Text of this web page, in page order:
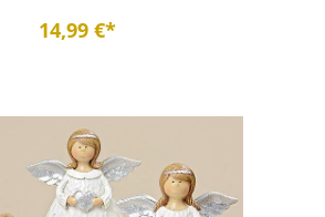
14,99 €*